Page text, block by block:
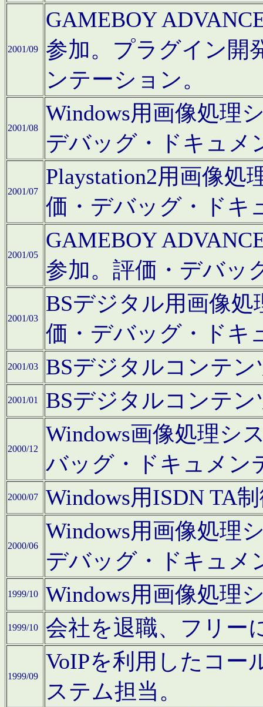
2001/09
GAMEBOY
参加。プラグイン開
ンテーション。
2001/08
Windows用画像処理
デバッグ・ドキュメ
2001/07
Playstation2用画像
価・デバッグ・ドキ
2001/05
GAMEBOY
参加。評価・デバッ
2001/03
BSデジタル用画像
価・デバッグ・ドキ
2001/03 BSデジタルコンテ
2001/01 BSデジタルコンテ
2000/12
Windows画像処理シ
バッグ・ドキュメン
2000/07 Windows用ISDN TA
2000/06
Windows用画像処理
デバッグ・ドキュメ
1999/10 Windows用画像処理
1999/10 会社を退職、フリー
1999/09
VoIPを利用したコー
ステム担当。